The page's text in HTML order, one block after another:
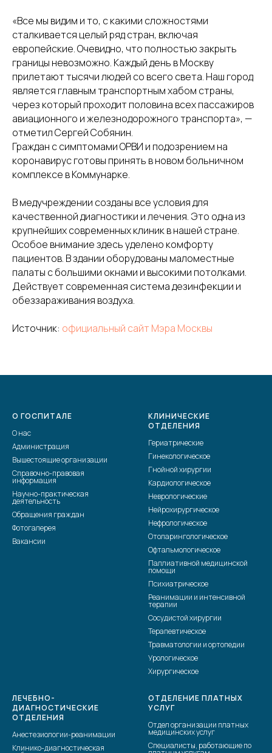
«Все мы видим и то, с какими сложностями
сталкивается целый ряд стран, включая
европейские. Очевидно, что полностью закрыть
границы невозможно. Каждый день в Москву
прилетают тысячи людей со всего света. Наш город
является главным транспортным хабом страны,
через который проходит половина всех пассажиров
авиационного и железнодорожного транспорта», —
отметил Сергей Собянин.
Граждан с симптомами ОРВИ и подозрением на
коронавирус готовы принять в новом больничном
комплексе в Коммунарке.
В медучреждении созданы все условия для
качественной диагностики и лечения. Это одна из
крупнейших современных клиник в нашей стране.
Особое внимание здесь уделено комфорту
пациентов. В здании оборудованы маломестные
палаты с большими окнами и высокими потолками.
Действует современная система дезинфекции и
обеззараживания воздуха.
Источник: официальный сайт Мэра Москвы
О ГОСПИТАЛЕ
О нас
Администрация
Вышестоящие организации
Справочно-правовая
информация
Научно-практическая
деятельность
Обращения граждан
Фотогалерея
Вакансии
КЛИНИЧЕСКИЕ
ОТДЕЛЕНИЯ
Гериатрические
Гинекологическое
Гнойной хирургии
Кардиологическое
Неврологические
Нейрохирургическое
Нефрологическое
Отоларингологическое
Офтальмологическое
Паллиативной медицинской
помощи
Психиатрическое
Реанимации и интенсивной
терапии
Сосудистой хирургии
Терапевтическое
Травматологии и ортопедии
Урологическое
Хирургическое
ЛЕЧЕБНО-
ДИАГНОСТИЧЕСКИЕ
ОТДЕЛЕНИЯ
Анестезиологии-реанимации
Клинико-диагностическая
ОТДЕЛЕНИЕ ПЛАТНЫХ
УСЛУГ
Отдел организации платных
медицинских услуг
Специалисты, работающие по